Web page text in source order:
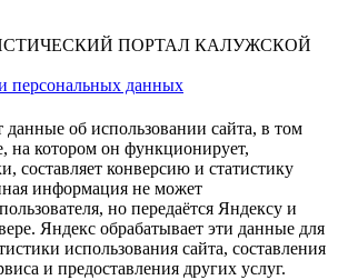
ПОРТАЛ КАЛУЖСКОЙ
персональных данных
данные об использовании сайта, в том
на котором он функционирует,
составляет конверсию и статистику
информация не может
но передаётся Яндексу и
Яндекс обрабатывает эти данные для
использования сайта, составления
и предоставления других услуг.